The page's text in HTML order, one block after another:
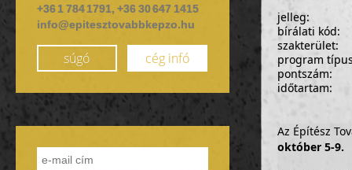
+36 1 784 1791, +36 30 647 1415
info@epitesztovabbkepzo.hu
súgó cég infó
jelleg:
bírálati kód:
szakterület:
program
pontszám:
időtartam:
Az Építész
október 5-9.